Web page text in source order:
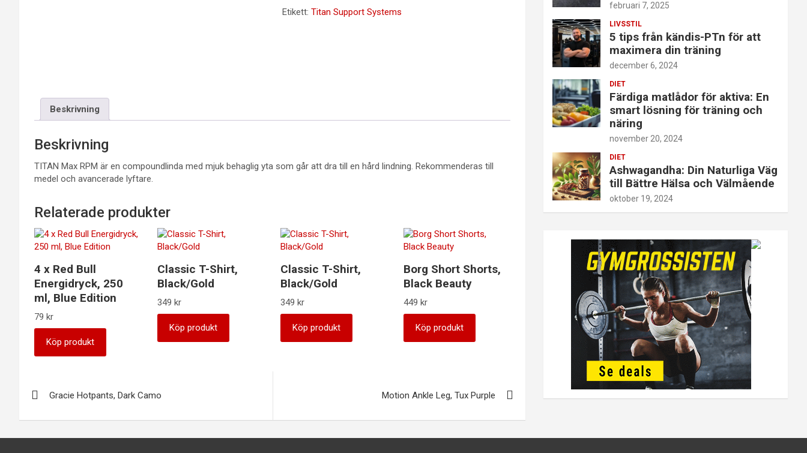
Etikett: Titan Support Systems
Beskrivning
Beskrivning
TITAN Max RPM är en compoundlinda med mjuk behaglig yta som går att dra till en hård lindning. Rekommenderas till
medel och avancerade lyftare.
Relaterade produkter
4 x Red Bull
Energidryck, 250
ml, Blue Edition
79 kr
Köp produkt
Classic T-Shirt,
Black/Gold
349kr
Köp produkt
Classic T-Shirt,
Black/Gold
349kr
Köp produkt
Borg Short Shorts,
Black Beauty
449kr
Köp produkt
Gracie Hotpants, Dark Camo Motion Ankle Leg, Tux Purple
februari 7, 2025
LIVSSTIL
5 tips från kändis-PTn för att
maximera din träning
december 6, 2024
DIET
Färdiga matlådor för aktiva: En
smart lösning för träning och
näring
november 20, 2024
DIET
Ashwagandha: Din Naturliga Väg
till Bättre Hälsa och Välmående
oktober 19, 2024